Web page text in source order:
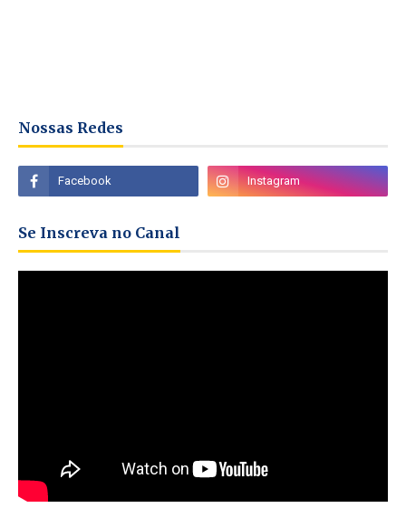
Nossas Redes
Se Inscreva no Canal